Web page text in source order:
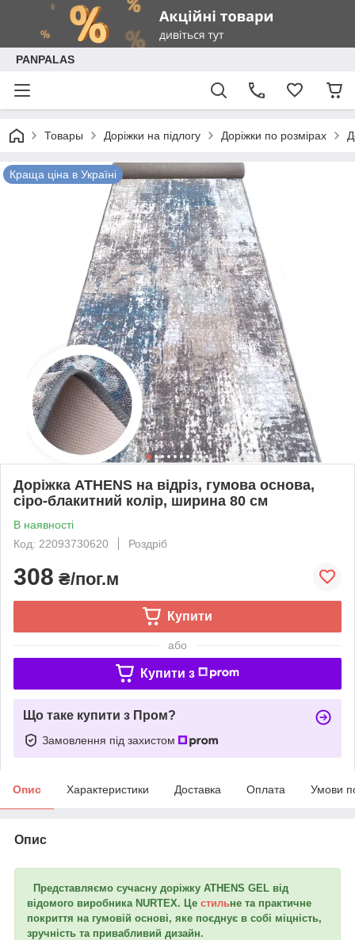
PANPALAS
Товары Доріжки на підлогу Доріжки по розмірах
Краща ціна в Україні
Доріжка ATHENS на відріз, гумова основа,
сіро-блакитний колір, ширина 80 см
В наявності
Код: 22093730620
Роздріб
308 ₴/пог.м
Купити
або
Купити з
Що таке купити з Пром?
Замовлення під захистом
Опис Характеристики Доставка Оплата Умови
Опис
Представляємо сучасну доріжку ATHENS GEL від
відомого виробника NURTEX. Це стильне та практичне
покриття на гумовій основі, яке поєднує в собі міцність,
зручність та привабливий дизайн.